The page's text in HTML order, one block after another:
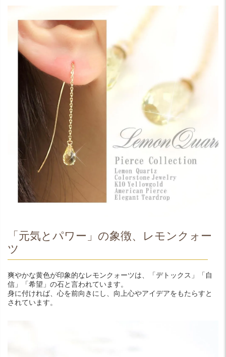
「元気とパワー」の象徴、レモンクォー
ツ
爽やかな黄色が印象的なレモンクォーツは、「デトックス」「自
信」「希望」の石と言われています。
身に付ければ、心を前向きにし、向上心やアイデアをもたらすと
されています。